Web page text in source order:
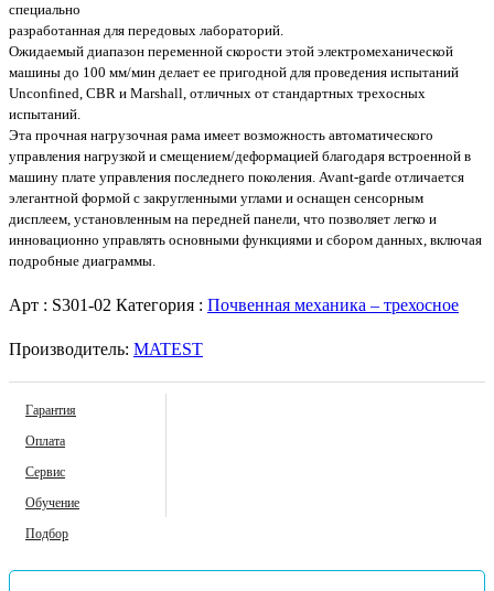
специально
разработанная для передовых лабораторий.
Ожидаемый диапазон переменной скорости этой электромеханической
машины до 100 мм/мин делает ее пригодной для проведения испытаний
Unconfined, CBR и Marshall, отличных от стандартных трехосных
испытаний.
Эта прочная нагрузочная рама имеет возможность автоматического
управления нагрузкой и смещением/деформацией благодаря встроенной в
машину плате управления последнего поколения. Avant-garde отличается
элегантной формой с закругленными углами и оснащен сенсорным
дисплеем, установленным на передней панели, что позволяет легко и
инновационно управлять основными функциями и сбором данных, включая
подробные диаграммы.
Арт : S301-02 Категория : Почвенная механика – трехосное
Производитель: MATEST
Гарантия
Оплата
Сервис
Обучение
Подбор